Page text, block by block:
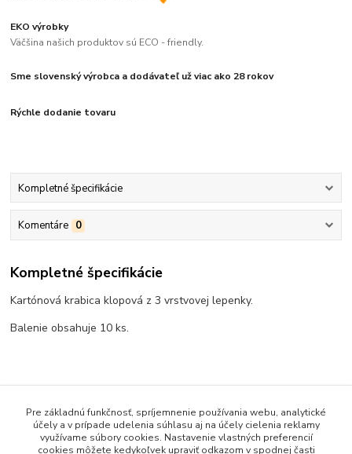
EKO výrobky
Väčšina našich produktov sú ECO - friendly.
Sme slovenský výrobca a dodávateľ už viac ako 28 rokov
Rýchle dodanie tovaru
Kompletné špecifikácie
Komentáre 0
Kompletné špecifikácie
Kartónová krabica klopová z 3 vrstvovej lepenky.
Balenie obsahuje 10 ks.
KARTÓNOVÉ KRABICE
Pre základnú funkčnosť, spríjemnenie používania webu, analytické
účely a v prípade udelenia súhlasu aj na účely cielenia reklamy
využívame súbory cookies. Nastavenie vlastných preferencií
cookies môžete kedykoľvek upraviť odkazom v spodnej časti